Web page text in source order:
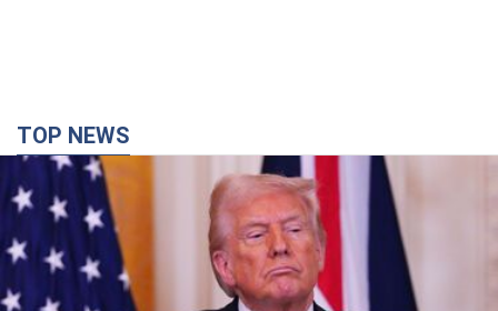
TOP NEWS